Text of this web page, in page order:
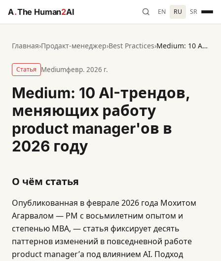
A.The Human2AI EN RU SR
Главная›Продакт-менеджер›Best Practices› Medium: 10 AI-трендов, меняющих работу product manager'ов в 2026 году
Статья Mediumфевр. 2026 г.
Medium: 10 AI-трендов,
меняющих работу
product manager'ов в
2026 году
О чём статья
Опубликованная в феврале 2026 года Мохитом
Агарвалом — PM с восьмилетним опытом и
степенью MBA, — статья фиксирует десять
паттернов изменений в повседневной работе
product manager’а под влиянием AI. Подход